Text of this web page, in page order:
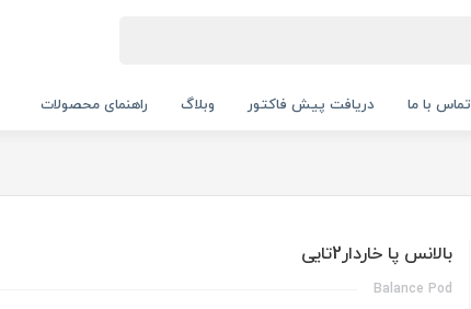
تماس با ما دریافت پیش فاکتور وبلاگ راهنمای محصولات
بالانس پا خاردار2تایی
Balance Pod